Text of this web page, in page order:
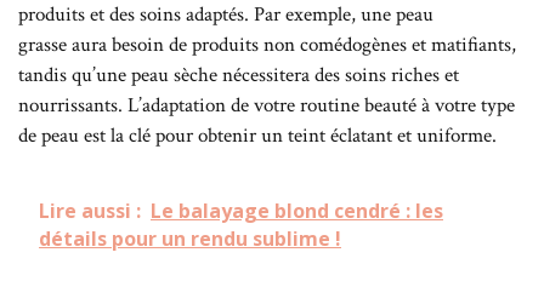
produits et des soins adaptés. Par exemple, une peau
grasse aura besoin de produits non comédogènes et matifiants,
tandis qu’une peau sèche nécessitera des soins riches et
nourrissants. L’adaptation de votre routine beauté à votre type
de peau est la clé pour obtenir un teint éclatant et uniforme.
Lire aussi : Le balayage blond cendré : les
détails pour un rendu sublime !